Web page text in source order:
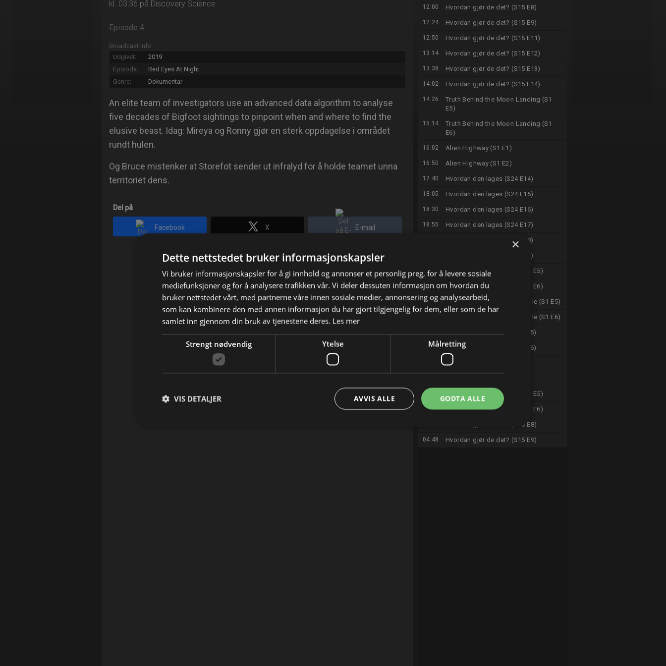
kl. 03:36 på Discovery Science
Episode 4
Broadcast info
Udgivet:
2019
Episode:
Red Eyes At Night
Genre:
Dokumentar
An elite team of investigators use an advanced data algorithm to analyse
five decades of Bigfoot sightings to pinpoint when and where to find the
elusive beast. Idag: Mireya og Ronny gjør en sterk oppdagelse i området
rundt hulen.
Og Bruce mistenker at Storefot sender ut infralyd for å holde teamet unna
territoriet dens.
Del på
Facebook X E-mail
12:00 Hvordan gjør de det? (S15 E8)
12:24 Hvordan gjør de det? (S15 E9)
12:50 Hvordan gjør de det? (S15 E11)
13:14 Hvordan gjør de det? (S15 E12)
13:38 Hvordan gjør de det? (S15 E13)
14:02 Hvordan gjør de det? (S15 E14)
14:26
Truth Behind the Moon Landing (S1
E5)
15:14
Truth Behind the Moon Landing (S1
E6)
16:02 Alien Highway (S1 E1)
16:50 Alien Highway (S1 E2)
17:40 Hvordan den lages (S24 E14)
18:05 Hvordan den lages (S24 E15)
18:30 Hvordan den lages (S24 E16)
18:55 Hvordan den lages (S24 E17)
Hvordan den lages (S24 E18)
Hvordan den lages (S24 E19)
20:10 Paranormal Declassified (S1 E5)
21:00 Paranormal Declassified (S1 E6)
21:50 Curse of the Bermuda Triangle (S1 E5)
Curse of the Bermuda Triangle (S1 E6)
In Search Of Monsters (S1 E5)
00:20 In Search Of Monsters (S1 E6)
Expedition X (S1 E1)
02:48 Paranormal Declassified (S1 E5)
03:36 Paranormal Declassified (S1 E6)
Hvordan gjør de det? (S15 E8)
04:48 Hvordan gjør de det? (S15 E9)
×
Dette nettstedet bruker informasjonskapsler
Vi bruker informasjonskapsler for å gi innhold og annonser et personlig preg, for å levere sosiale
mediefunksjoner og for å analysere trafikken vår. Vi deler dessuten informasjon om hvordan du
bruker nettstedet vårt, med partnerne våre innen sosiale medier, annonsering og analysearbeid,
som kan kombinere den med annen informasjon du har gjort tilgjengelig for dem, eller som de har
samlet inn gjennom din bruk av tjenestene deres. Les mer
Strengt nødvendig Ytelse Målretting
GODTA ALLE
AVVIS ALLE
VIS DETALJER